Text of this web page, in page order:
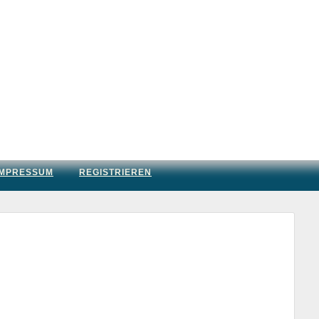
REGISTRIEREN